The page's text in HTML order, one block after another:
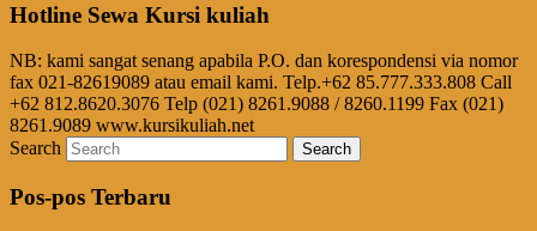
Hotline Sewa Kursi kuliah
NB: kami sangat senang apabila P.O. dan korespondensi via nomor
fax 021-82619089 atau email kami. Telp.+62 85.777.333.808 Call
+62 812.8620.3076 Telp (021) 8261.9088 / 8260.1199 Fax (021)
8261.9089 www.kursikuliah.net
Search
Pos-pos Terbaru